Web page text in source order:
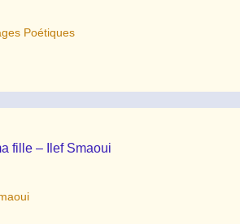
Poétiques
fille – Ilef Smaoui